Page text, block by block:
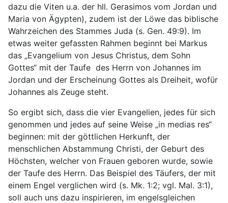
dazu die Viten u.a. der hll. Gerasimos vom Jordan und
Maria von Ägypten), zudem ist der Löwe das biblische
Wahrzeichen des Stammes Juda (s. Gen. 49:9). Im
etwas weiter gefassten Rahmen beginnt bei Markus
das „Evangelium von Jesus Christus, dem Sohn
Gottes“ mit der Taufe des Herrn von Johannes im
Jordan und der Erscheinung Gottes als Dreiheit, wofür
Johannes als Zeuge steht.
So ergibt sich, dass die vier Evangelien, jedes für sich
genommen und jedes auf seine Weise „in medias res“
beginnen: mit der göttlichen Herkunft, der
menschlichen Abstammung Christi, der Geburt des
Höchsten, welcher von Frauen geboren wurde, sowie
der Taufe des Herrn. Das Beispiel des Täufers, der mit
einem Engel verglichen wird (s. Mk. 1:2; vgl. Mal. 3:1),
soll auch uns dazu inspirieren, im engelsgleichen